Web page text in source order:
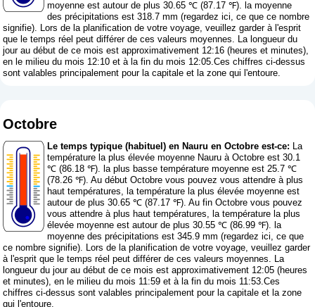
moyenne est autour de plus 30.65 ℃ (87.17 ℉). la moyenne
des précipitations est 318.7 mm (regardez ici, ce que ce nombre
signifie). Lors de la planification de votre voyage, veuillez garder à l'esprit
que le temps réel peut différer de ces valeurs moyennes. La longueur du
jour au début de ce mois est approximativement 12:16 (heures et minutes),
en le milieu du mois 12:10 et à la fin du mois 12:05.Ces chiffres ci-dessus
sont valables principalement pour la capitale et la zone qui l'entoure.
Octobre
Le temps typique (habituel) en Nauru en Octobre est-ce: La
température la plus élevée moyenne Nauru à Octobre est 30.1
℃ (86.18 ℉). la plus basse température moyenne est 25.7 ℃
(78.26 ℉). Au début Octobre vous pouvez vous attendre à plus
haut températures, la température la plus élevée moyenne est
autour de plus 30.65 ℃ (87.17 ℉). Au fin Octobre vous pouvez
vous attendre à plus haut températures, la température la plus
élevée moyenne est autour de plus 30.55 ℃ (86.99 ℉). la
moyenne des précipitations est 345.9 mm (regardez ici, ce que
ce nombre signifie). Lors de la planification de votre voyage, veuillez garder
à l'esprit que le temps réel peut différer de ces valeurs moyennes. La
longueur du jour au début de ce mois est approximativement 12:05 (heures
et minutes), en le milieu du mois 11:59 et à la fin du mois 11:53.Ces
chiffres ci-dessus sont valables principalement pour la capitale et la zone
qui l'entoure.